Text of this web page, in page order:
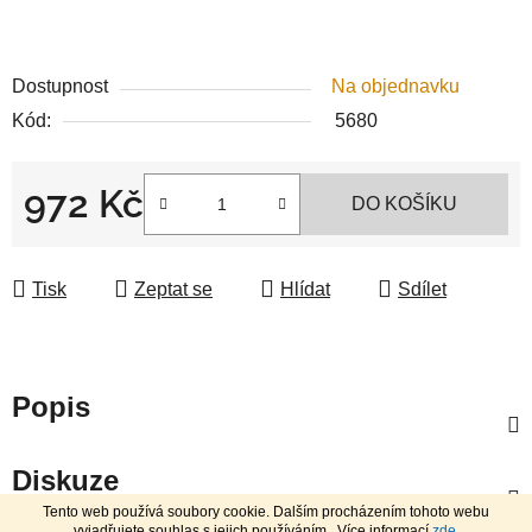
Tento web používá soubory cookie. Dalším procházením tohoto webu
Dostupnost
Na objednavku
Kód:
5680
972 Kč DO KOŠÍKU
Tisk Zeptat se Hlídat Sdílet
Popis
Diskuze